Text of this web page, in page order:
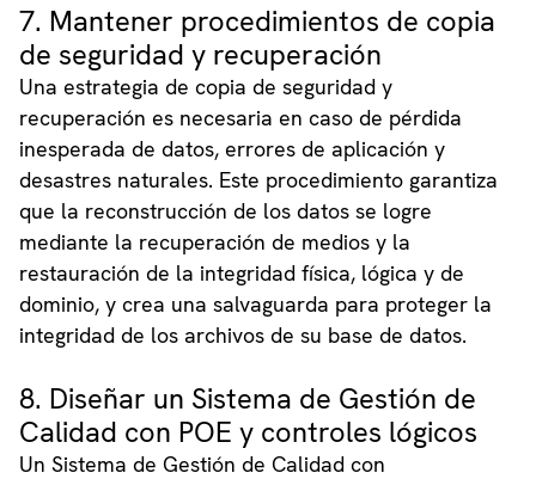
7. Mantener procedimientos de copia
de seguridad y recuperación
Una estrategia de copia de seguridad y
recuperación es necesaria en caso de pérdida
inesperada de datos, errores de aplicación y
desastres naturales. Este procedimiento garantiza
que la reconstrucción de los datos se logre
mediante la recuperación de medios y la
restauración de la integridad física, lógica y de
dominio, y crea una salvaguarda para proteger la
integridad de los archivos de su base de datos.
8. Diseñar un Sistema de Gestión de
Calidad con POE y controles lógicos
Un Sistema de Gestión de Calidad con